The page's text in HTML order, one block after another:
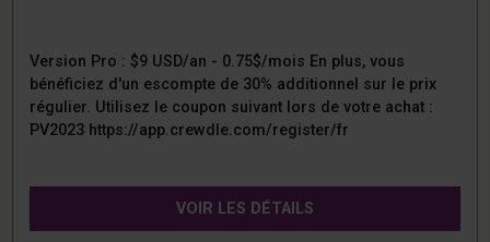
Version Pro : $9 USD/an - 0.75$/mois En plus, vous
bénéficiez d'un escompte de 30% additionnel sur le prix
régulier. Utilisez le coupon suivant lors de votre achat :
PV2023 https://app.crewdle.com/register/fr
VOIR LES DÉTAILS